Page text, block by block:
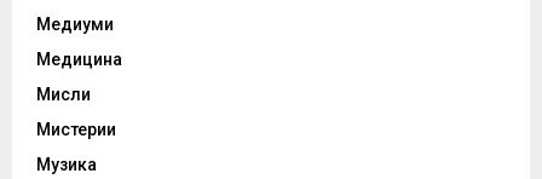
Медиуми
Медицина
Мисли
Мистерии
Музика